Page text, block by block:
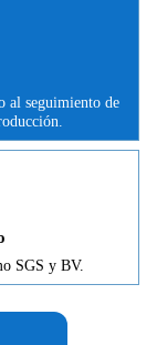
al seguimiento de
SGS y BV.